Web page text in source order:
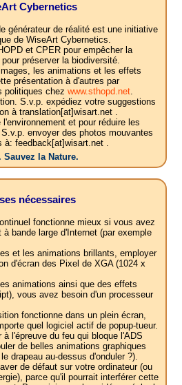
Cybernetics
générateur de réalité est une initiative
de WiseArt Cybernetics.
et CPER pour empêcher la
préserver la biodiversité.
les animations et les effets
présentation à d'autres par
politiques chez www.sthopd.net.
S.v.p. expédiez votre suggestions
à translation[at]wisart.net .
et pour réduire les
envoyer des photos mouvantes
à: feedback[at]wisart.net .
Sauvez la Nature.
nécessaires
fonctionne mieux si vous avez
bande large d'Internet (par exemple
et les animations brillants, employer
d'écran des Pixel de XGA (1024 x
animations ainsi que des effets
vous avez besoin d'un processeur
fonctionne dans un plein écran,
quel logiciel actif de popup-tueur.
l'épreuve du feu qui bloque l'ADS
de belles animations graphiques
drapeau au-dessus d'onduler ?).
de défaut sur votre ordinateur (ou
parce qu'il pourrait interférer cette